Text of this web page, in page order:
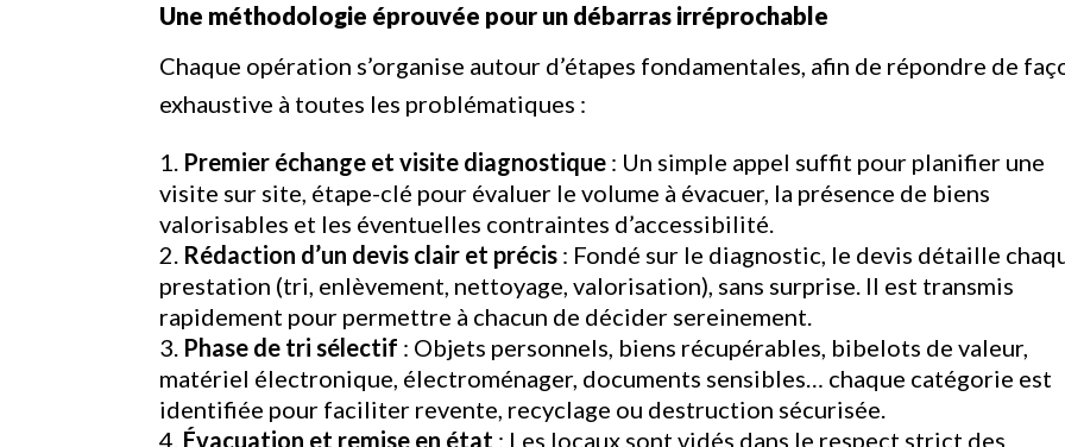
Une méthodologie éprouvée pour un débarras irréprochable
Chaque opération s’organise autour d’étapes fondamentales, afin de répondre de
exhaustive à toutes les problématiques :
Premier échange et visite diagnostique : Un simple appel suffit pour planifier une
visite sur site, étape-clé pour évaluer le volume à évacuer, la présence de biens
valorisables et les éventuelles contraintes d’accessibilité.
Rédaction d’un devis clair et précis : Fondé sur le diagnostic, le devis détaille
prestation (tri, enlèvement, nettoyage, valorisation), sans surprise. Il est transmis
rapidement pour permettre à chacun de décider sereinement.
Phase de tri sélectif : Objets personnels, biens récupérables, bibelots de valeur,
matériel électronique, électroménager, documents sensibles… chaque catégorie est
identifiée pour faciliter revente, recyclage ou destruction sécurisée.
Évacuation et remise en état : Les locaux sont vidés dans le respect strict des